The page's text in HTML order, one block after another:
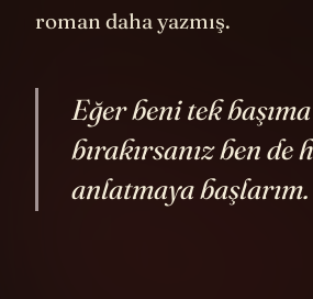
roman daha yazmış.
Eğer beni tek başıma
bırakırsanız ben de
anlatmaya başlarım.